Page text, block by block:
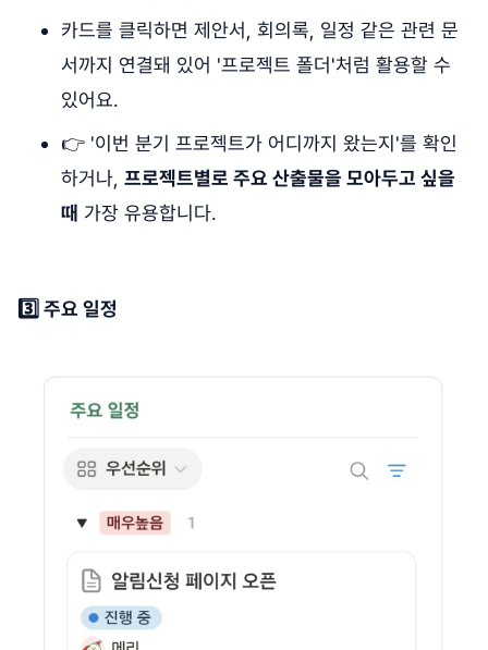
카드를 클릭하면 제안서, 회의록, 일정 같은 관련 문
서까지 연결돼 있어 '프로젝트 폴더'처럼 활용할 수
있어요.
👉 '이번 분기 프로젝트가 어디까지 왔는지'를 확인
하거나, 프로젝트별로 주요 산출물을 모아두고 싶을
때 가장 유용합니다.
3️⃣ 주요 일정